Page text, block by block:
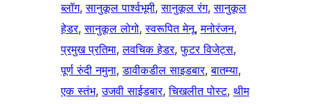
ब्लॉग, सानुकूल पार्श्वभूमी, सानुकूल रंग, सानुकूल
हेडर, सानुकूल लोगो, स्वरूपित मेनू, मनोरंजन
प्रमुख प्रतिमा, लवचिक हेडर, फुटर विजेट्स
पूर्ण रुंदी नमुना, डावीकडील साइडबार, बातम्या
एक स्तंभ, उजवी साईडबार, चिखलीत पोस्ट, थीम